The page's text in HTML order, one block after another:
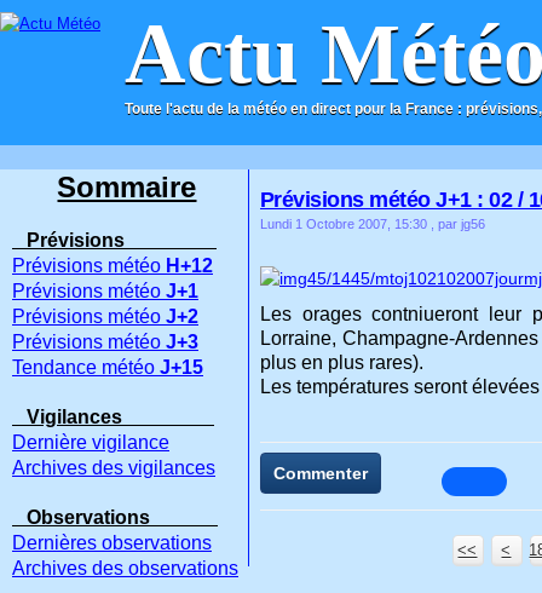
Actu
Toute l'actu de la météo en direct pour la France :
ACCUEIL CONTACT
Prévisions météo J+1 : 02 /
Lundi 1 Octobre 2007, 15:30 , par jg56
Les orages contniueront leur
Lorraine, Champagne-
plus en plus rares).
Les températures seront
Commenter
<< <
Sommaire
Prévisions
Prévisions météo H+12
Prévisions météo J+1
Prévisions météo J+2
Prévisions météo J+3
Tendance météo J+15
Vigilances
Dernière vigilance
Archives des vigilances
Observations
Dernières observations
Archives des observations